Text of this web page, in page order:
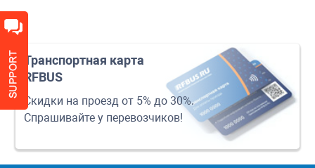
Транспортная карта
RFBUS
Скидки на проезд от 5% до 30%.
Спрашивайте у перевозчиков!